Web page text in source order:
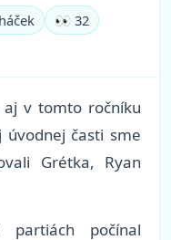
👀 32
aj v tomto ročníku
časti sme
Grétka, Ryan
počínal